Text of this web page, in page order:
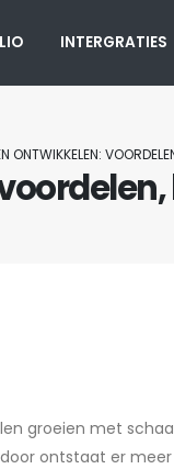
INTERGRATIES
ONTWIKKELEN:
groeien met
ontstaat er